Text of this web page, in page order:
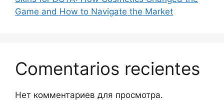
Game and How to Navigate the Market
Comentarios recientes
Нет комментариев для просмотра.